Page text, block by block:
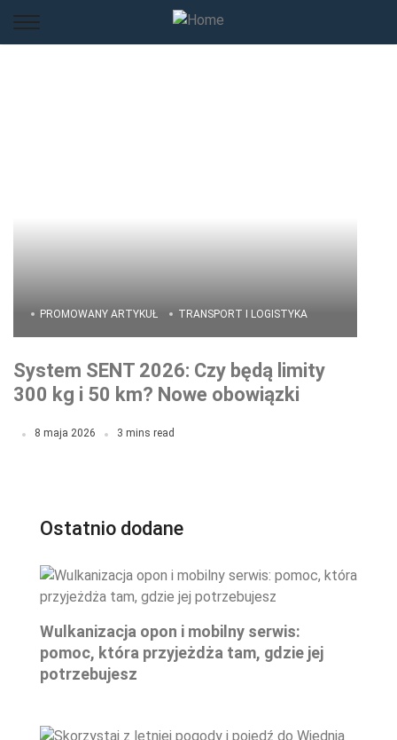
PROMOWANY ARTYKUŁ TRANSPORT I LOGISTYKA
System SENT 2026: Czy będą limity
300 kg i 50 km? Nowe obowiązki
8 maja 2026 3 mins read
Ostatnio dodane
Wulkanizacja opon i mobilny serwis:
pomoc, która przyjeżdża tam, gdzie jej
potrzebujesz